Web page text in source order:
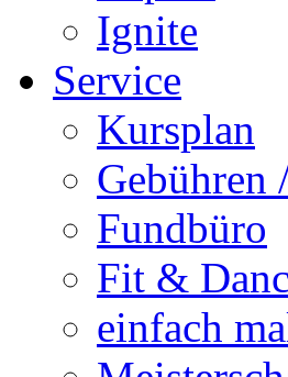
Ignite
Service
Kursplan
Gebühren
Fundbüro
Fit &
einfach